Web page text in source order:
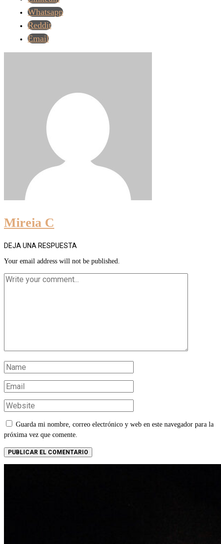
Whatsapp
Reddit
Email
Mireia C
DEJA UNA RESPUESTA
Your email address will not be published.
Guarda mi nombre, correo electrónico y web en este navegador para la
próxima vez que comente.